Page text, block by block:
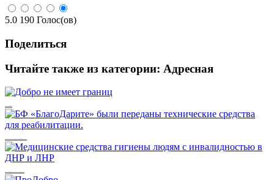
5.0 190 Голос(ов)
Поделиться
Читайте также из категории: Адресная